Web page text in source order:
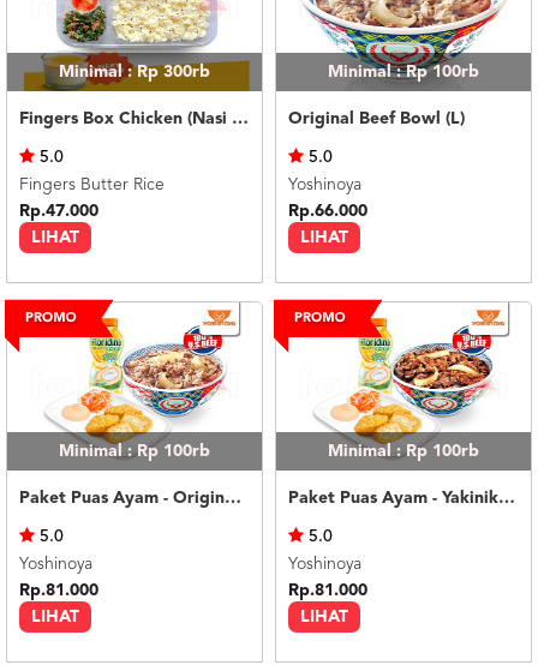
Minimal : Rp 300rb
Fingers Box Chicken (Nasi Putih) Silky Pudding
LIHAT
5.0
Fingers Butter Rice
Rp.47.000
Minimal : Rp 100rb
Original Beef Bowl (L)
LIHAT
5.0
Yoshinoya
Rp.66.000
Minimal : Rp 100rb
Paket Puas Ayam - Original Beef Paket Puas (R)
LIHAT
5.0
Yoshinoya
Rp.81.000
Minimal : Rp 100rb
Paket Puas Ayam - Yakiniku Beef Paket Puas (R)
LIHAT
5.0
Yoshinoya
Rp.81.000